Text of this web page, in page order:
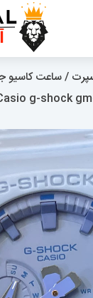
/ ساعت کاسیو